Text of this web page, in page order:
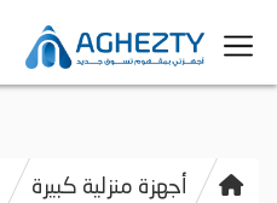
أجهزة منزلية كبيرة